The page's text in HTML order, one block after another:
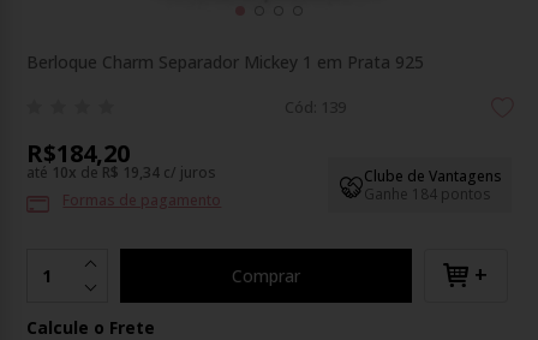
Berloque Charm Separador Mickey 1 em Prata 925
Cód: 139
Clube de Vantagens
Ganhe 184 pontos
R$184,20
até 10x deR$ 19,34 c/ juros
Formas de pagamento
Comprar +
Calcule o Frete